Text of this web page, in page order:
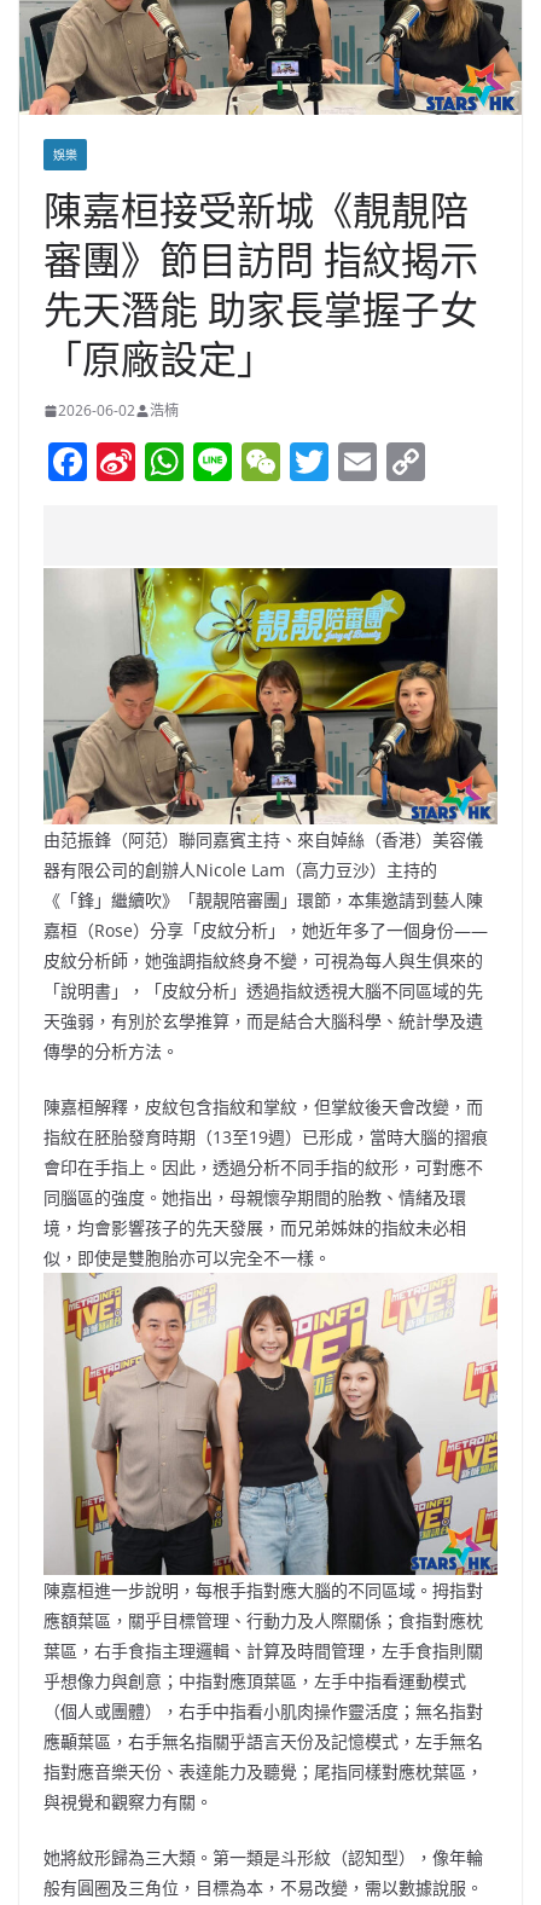
娛樂
陳嘉桓接受新城《靚靚陪
審團》節目訪問 指紋揭示
先天潛能 助家長掌握子女
「原廠設定」
2026-06-02 浩楠
F
e
b
o
k
Si
W
ei
b
o
W
s
A
p
p
Li W
h
at
T
er
E
l y
Li
n
k
由范振鋒（阿范）聯同嘉賓主持、來自婥絲（香港）美容儀
器有限公司的創辦人Nicole Lam（高力豆沙）主持的
《「鋒」繼續吹》「靚靚陪審團」環節，本集邀請到藝人陳
嘉桓（Rose）分享「皮紋分析」，她近年多了一個身份——
皮紋分析師，她強調指紋終身不變，可視為每人與生俱來的
「說明書」，「皮紋分析」透過指紋透視大腦不同區域的先
天強弱，有別於玄學推算，而是結合大腦科學、統計學及遺
傳學的分析方法。
陳嘉桓解釋，皮紋包含指紋和掌紋，但掌紋後天會改變，而
指紋在胚胎發育時期（13至19週）已形成，當時大腦的摺痕
會印在手指上。因此，透過分析不同手指的紋形，可對應不
同腦區的強度。她指出，母親懷孕期間的胎教、情緒及環
境，均會影響孩子的先天發展，而兄弟姊妹的指紋未必相
似，即使是雙胞胎亦可以完全不一樣。
陳嘉桓進一步說明，每根手指對應大腦的不同區域。拇指對
應額葉區，關乎目標管理、行動力及人際關係；食指對應枕
葉區，右手食指主理邏輯、計算及時間管理，左手食指則關
乎想像力與創意；中指對應頂葉區，左手中指看運動模式
（個人或團體），右手中指看小肌肉操作靈活度；無名指對
應顳葉區，右手無名指關乎語言天份及記憶模式，左手無名
指對應音樂天份、表達能力及聽覺；尾指同樣對應枕葉區，
與視覺和觀察力有關。
她將紋形歸為三大類。第一類是斗形紋（認知型），像年輪
般有圓圈及三角位，目標為本，不易改變，需以數據說服。